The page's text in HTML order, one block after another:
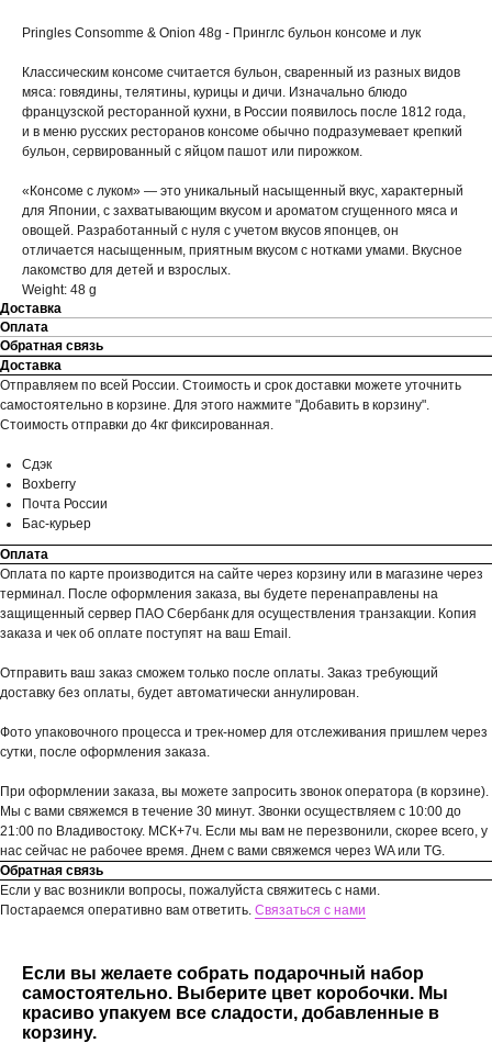
Pringles Consomme & Onion 48g - Принглс бульон консоме и лук
Классическим консоме считается бульон, сваренный из разных видов
мяса: говядины, телятины, курицы и дичи. Изначально блюдо
французской ресторанной кухни, в России появилось после 1812 года,
и в меню русских ресторанов консоме обычно подразумевает крепкий
бульон, сервированный с яйцом пашот или пирожком.
«Консоме с луком» — это уникальный насыщенный вкус, характерный
для Японии, с захватывающим вкусом и ароматом сгущенного мяса и
овощей. Разработанный с нуля с учетом вкусов японцев, он
отличается насыщенным, приятным вкусом с нотками умами. Вкусное
лакомство для детей и взрослых.
Weight: 48 g
Доставка
Оплата
Обратная связь
Доставка
Отправляем по всей России. Стоимость и срок доставки можете уточнить
самостоятельно в корзине. Для этого нажмите "Добавить в корзину".
Стоимость отправки до 4кг фиксированная.
Сдэк
Boxberry
Почта России
Бас-курьер
Оплата
Оплата по карте производится на сайте через корзину или в магазине через
терминал. После оформления заказа, вы будете перенаправлены на
защищенный сервер ПАО Сбербанк для осуществления транзакции. Копия
заказа и чек об оплате поступят на ваш Email.
Отправить ваш заказ сможем только после оплаты. Заказ требующий
доставку без оплаты, будет автоматически аннулирован.
Фото упаковочного процесса и трек-номер для отслеживания пришлем через
сутки, после оформления заказа.
При оформлении заказа, вы можете запросить звонок оператора (в корзине).
Мы с вами свяжемся в течение 30 минут. Звонки осуществляем с 10:00 до
21:00 по Владивостоку. МСК+7ч. Если мы вам не перезвонили, скорее всего, у
нас сейчас не рабочее время. Днем с вами свяжемся через WA или TG.
Обратная связь
Если у вас возникли вопросы, пожалуйста свяжитесь с нами.
Постараемся оперативно вам ответить. Связаться с нами
Если вы желаете собрать подарочный набор
самостоятельно. Выберите цвет коробочки. Мы
красиво упакуем все сладости, добавленные в
корзину.